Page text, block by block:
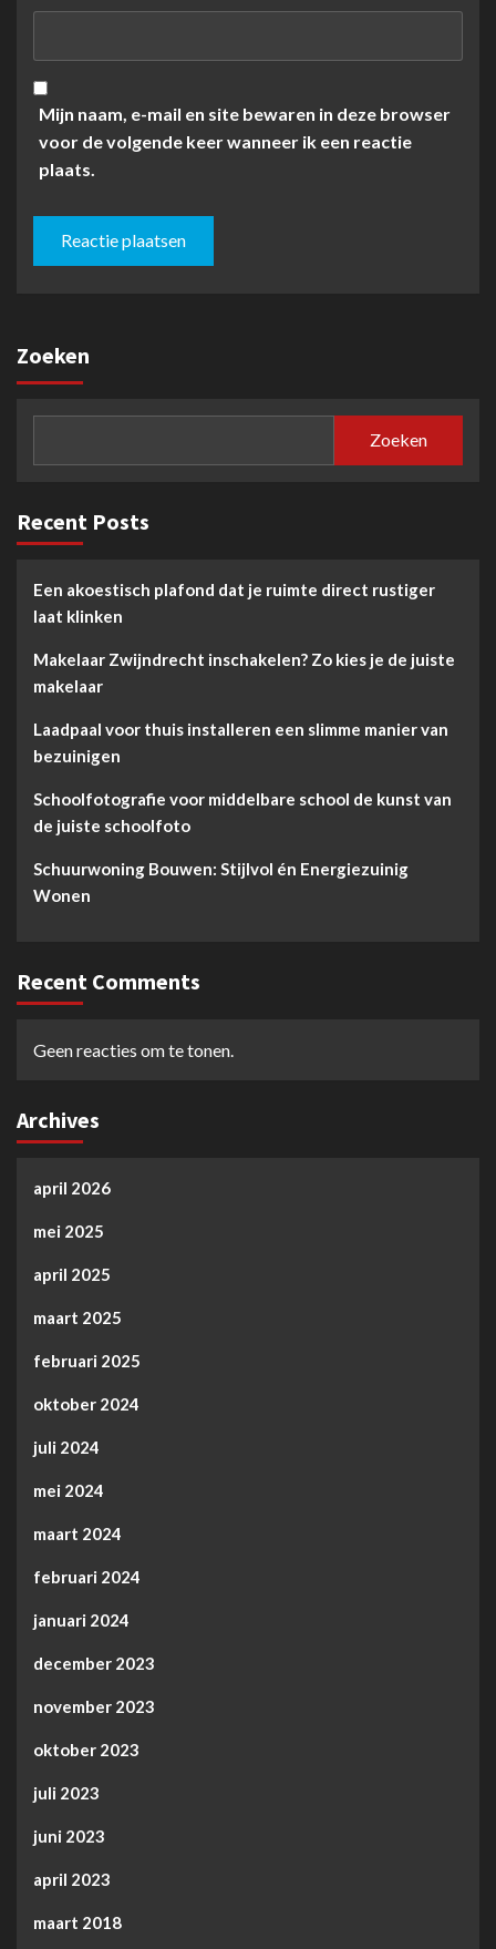
Mijn naam, e-mail en site bewaren in deze browser
voor de volgende keer wanneer ik een reactie
plaats.
Zoeken
Zoeken
Recent Posts
Een akoestisch plafond dat je ruimte direct rustiger
laat klinken
Makelaar Zwijndrecht inschakelen? Zo kies je de juiste
makelaar
Laadpaal voor thuis installeren een slimme manier van
bezuinigen
Schoolfotografie voor middelbare school de kunst van
de juiste schoolfoto
Schuurwoning Bouwen: Stijlvol én Energiezuinig
Wonen
Recent Comments
Geen reacties om te tonen.
Archives
april 2026
mei 2025
april 2025
maart 2025
februari 2025
oktober 2024
juli 2024
mei 2024
maart 2024
februari 2024
januari 2024
december 2023
november 2023
oktober 2023
juli 2023
juni 2023
april 2023
maart 2018